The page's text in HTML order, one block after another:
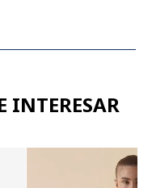
INTERESAR